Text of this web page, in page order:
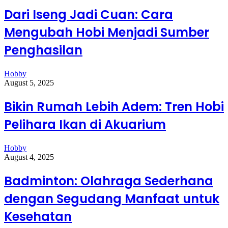
untuk Semua Orang?
1. Media Penyaluran Imajinasi
Menulis memungkinkan kita menciptakan dunia baru,
yang terpendam bisa mengalir bebas dalam bentuk
cerita, puisi, atau bahkan jurnal pribadi. Setiap orang
menyuarakannya.
2. Meningkatkan Kesehatan Mental
Aktivitas menulis dapat membantu kita melepaskan
Dari Iseng Jadi Cuan: Cara
Mengubah Hobi Menjadi Sumber
Penghasilan
Hobby
August 5, 2025
Bikin Rumah Lebih Adem: Tren Hobi
Pelihara Ikan di Akuarium
Hobby
August 4, 2025
Badminton: Olahraga Sederhana
dengan Segudang Manfaat untuk
Kesehatan